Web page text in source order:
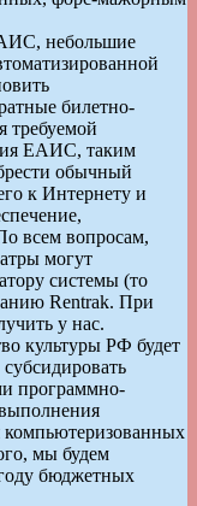
небольшие
билетно-
требуемой
ЕАИС, таким
обычный
к Интернету и
всем вопросам,
могут
системы (то
Rentrak. При
у нас.
культуры РФ будет
программно-
мы будем
бюджетных